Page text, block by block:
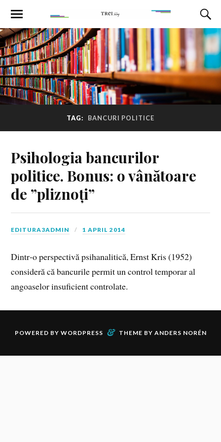
TAG: BANCURI POLITICE
Psihologia bancurilor
politice. Bonus: o vânătoare
de ”pliznoți”
EDITURA3ADMIN 1 APRIL 2014
Dintr‑o perspectivă psihanalitică, Ernst Kris (1952)
consideră că bancurile permit un control temporar al
angoaselor insuficient controlate.
POWERED BY WORDPRESS & THEME BY ANDERS NORÉN